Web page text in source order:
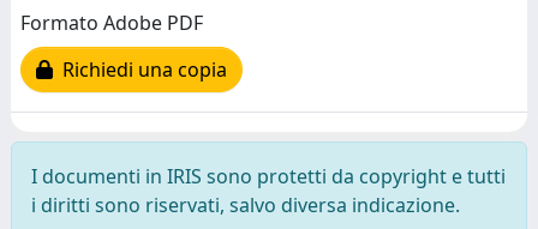
Formato Adobe PDF
Richiedi una copia
I documenti in IRIS sono protetti da copyright e tutti
i diritti sono riservati, salvo diversa indicazione.